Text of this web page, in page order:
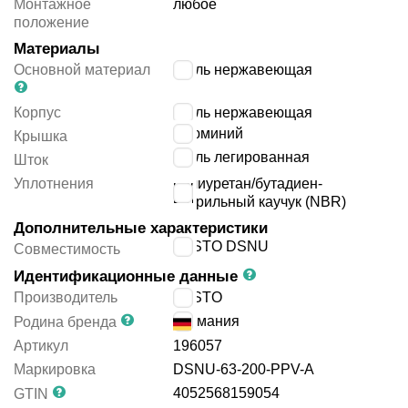
Монтажное
положение
любое
Материалы
Основной материал сталь нержавеющая
Корпус
сталь нержавеющая
Крышка
алюминий
Шток
сталь легированная
Уплотнения
полиуретан/бутадиен-
нитрильный каучук (NBR)
Дополнительные характеристики
Совместимость FESTO DSNU
Идентификационные данные
Производитель
FESTO
Родина бренда
Германия
Артикул
196057
Маркировка
DSNU-63-200-PPV-A
GTIN
4052568159054